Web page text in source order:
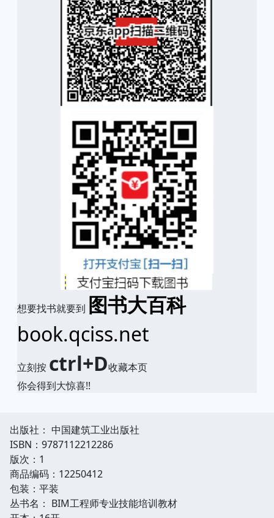
想要找书就要到 图书大百科
book.qciss.net
立刻按 ctrl+D收藏本页
你会得到大惊喜!!
出版社： 中国建筑工业出版社
ISBN：9787112212286
版次：1
商品编码：12250412
包装：平装
丛书名： BIM工程师专业技能培训教材